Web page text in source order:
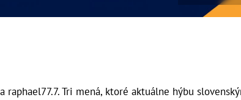
raphael77.7. Tri mená, ktoré aktuálne hýbu